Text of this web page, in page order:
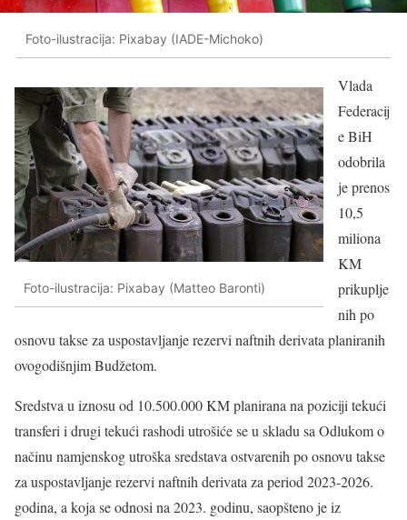
Foto-ilustracija: Pixabay (IADE-Michoko)
Foto-ilustracija: Pixabay (Matteo Baronti)
Vlada
Federacij
e BiH
odobrila
je prenos
10,5
miliona
KM
prikuplje
nih po
osnovu takse za uspostavljanje rezervi naftnih derivata planiranih
ovogodišnjim Budžetom.
Sredstva u iznosu od 10.500.000 KM planirana na poziciji tekući
transferi i drugi tekući rashodi utrošiće se u skladu sa Odlukom o
načinu namjenskog utroška sredstava ostvarenih po osnovu takse
za uspostavljanje rezervi naftnih derivata za period 2023-2026.
godina, a koja se odnosi na 2023. godinu, saopšteno je iz